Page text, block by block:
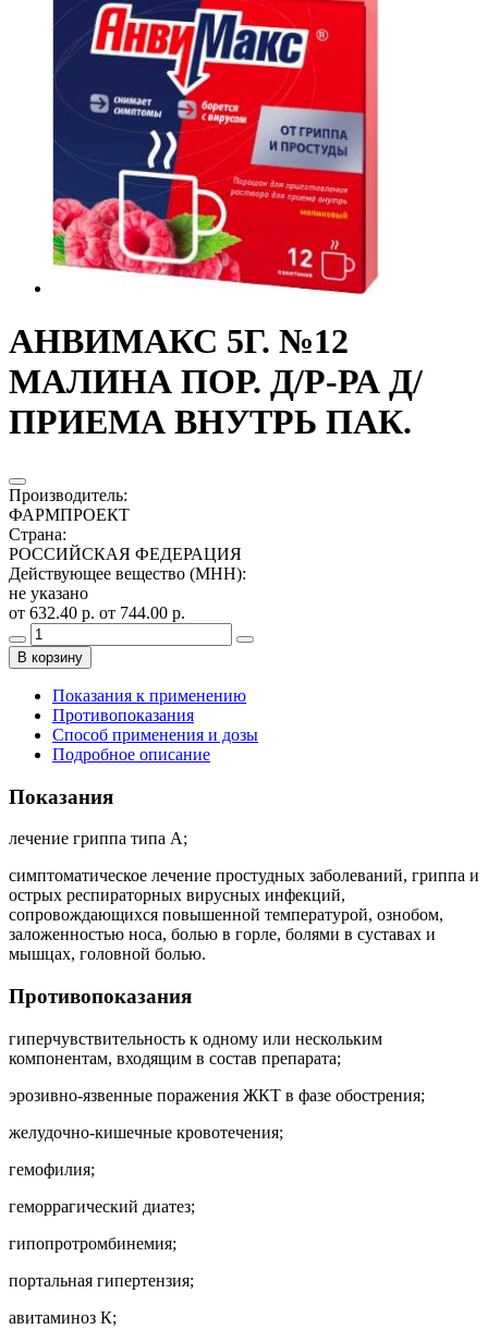
АНВИМАКС 5Г. №12
МАЛИНА ПОР. Д/Р-РА Д/
ПРИЕМА ВНУТРЬ ПАК.
Производитель:
ФАРМПРОЕКТ
Страна:
РОССИЙСКАЯ ФЕДЕРАЦИЯ
Действующее вещество (МНН):
не указано
от 632.40 р. от 744.00 р.
В корзину
Показания к применению
Противопоказания
Способ применения и дозы
Подробное описание
Показания
лечение гриппа типа А;
симптоматическое лечение простудных заболеваний, гриппа и
острых респираторных вирусных инфекций,
сопровождающихся повышенной температурой, ознобом,
заложенностью носа, болью в горле, болями в суставах и
мышцах, головной болью.
Противопоказания
гиперчувствительность к одному или нескольким
компонентам, входящим в состав препарата;
эрозивно-язвенные поражения ЖКТ в фазе обострения;
желудочно-кишечные кровотечения;
гемофилия;
геморрагический диатез;
гипопротромбинемия;
портальная гипертензия;
авитаминоз К;